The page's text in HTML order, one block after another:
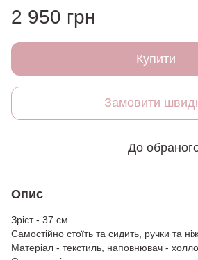
2 950 грн
Купити
Замовити
До
Опис
Зріст - 37 см
Самостійно стоїть та сидить, ручки та
Матеріал - текстиль, наповнювач -